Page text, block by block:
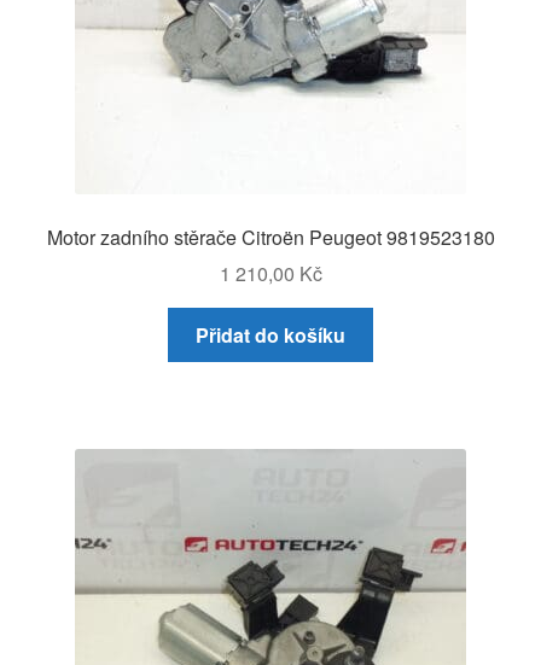
Motor zadního stěrače Citroën Peugeot 9819523180
1 210,00 Kč
Přidat do košíku